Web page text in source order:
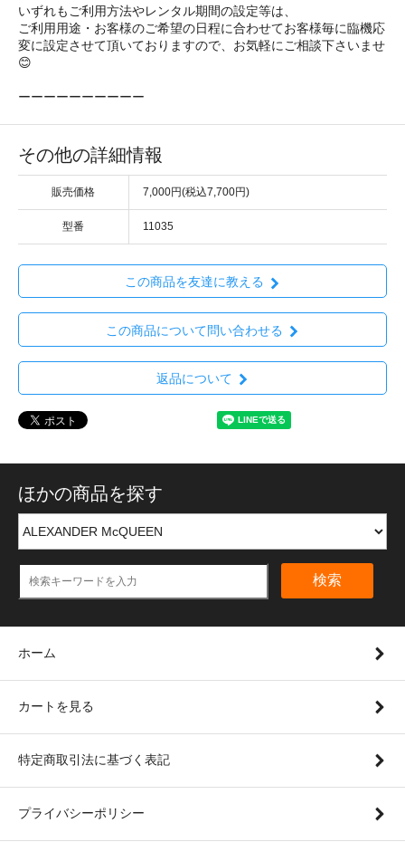
いずれもご利用方法やレンタル期間の設定等は、
ご利用用途・お客様のご希望の日程に合わせてお客様毎に臨機応
変に設定させて頂いておりますので、お気軽にご相談下さいませ
😊
ーーーーーーーーーー
その他の詳細情報
販売価格 7,000円(税込7,700円)
型番 11035
この商品を友達に教える
この商品について問い合わせる
返品について
ほかの商品を探す
検索
ホーム
カートを見る
特定商取引法に基づく表記
プライバシーポリシー